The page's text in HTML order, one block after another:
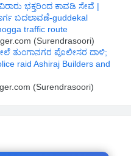
ಭಕ್ತರಿಂದ ಕಾವಡಿ ಸೇವೆ |
ಬದಲಾವಣೆ-guddekal
traffic route
(Surendrasoori)
ತುಂಗಾನಗರ ಪೊಲೀಸರ ದಾಳಿ;
raid Ashiraj Builders and
(Surendrasoori)